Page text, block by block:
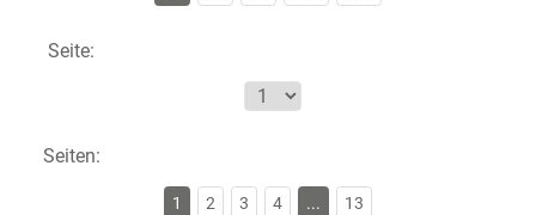
Seite:
Seiten:
1 2 3 4 ... 13